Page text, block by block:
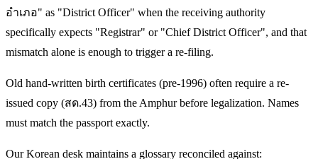
อำเภอ" as "District Officer" when the receiving authority
specifically expects "Registrar" or "Chief District Officer", and that
mismatch alone is enough to trigger a re-filing.
Old hand-written birth certificates (pre-1996) often require a re-
issued copy (สด.43) from the Amphur before legalization. Names
must match the passport exactly.
Our Korean desk maintains a glossary reconciled against: